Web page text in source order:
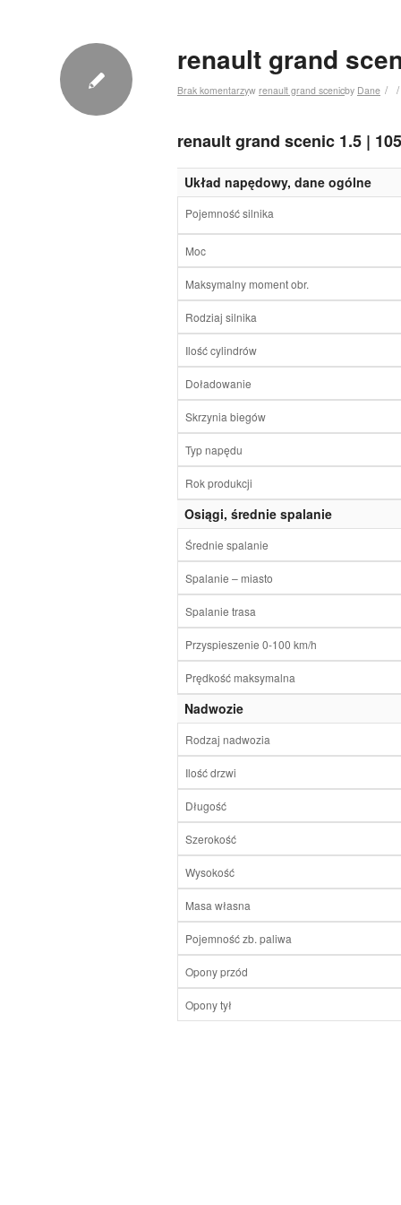
renault grand
Brak komentarzy /
w renault grand scenic /
by Dane
renault grand scenic 1.5 |
Układ napędowy, dane ogólne
Pojemność silnika
Moc
Maksymalny moment obr.
Rodziaj silnika
Ilość cylindrów
Doładowanie
Skrzynia biegów
Typ napędu
Rok produkcji
Osiągi, średnie spalanie
Średnie spalanie
Spalanie – miasto
Spalanie trasa
Przyspieszenie 0-100 km/h
Prędkość maksymalna
Nadwozie
Rodzaj nadwozia
Ilość drzwi
Długość
Szerokość
Wysokość
Masa własna
Pojemność zb. paliwa
Opony przód
Opony tył